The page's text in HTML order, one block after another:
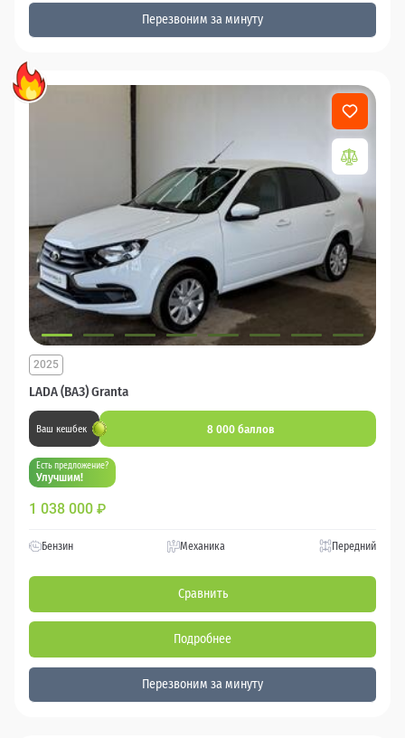
Перезвоним за минуту
LADA (ВАЗ) Granta
2025
Ваш кешбек 8 000 баллов
Есть предложение?
Улучшим!
1 038 000 ₽
Бензин Механика Передний
Сравнить
Подробнее
Перезвоним за минуту